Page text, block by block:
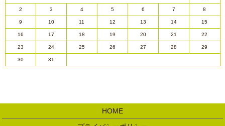
2 3 4 5 6 7 8
9 10 11 12 13 14 15
16 17 18 19 20 21 22
23 24 25 26 27 28 29
30 31
HOME